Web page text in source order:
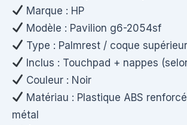
Marque : HP
Modèle : Pavilion g6-2054sf
Type : Palmrest / coque
Inclus : Touchpad + nappes
Couleur : Noir
Matériau : Plastique ABS
métal